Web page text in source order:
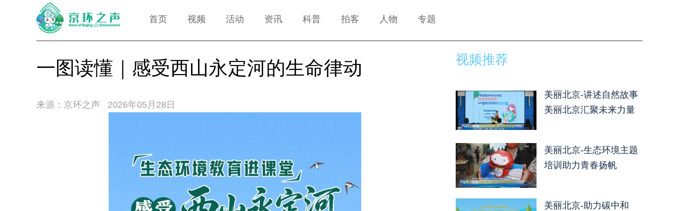
首页 视频 活动 资讯 科普 拍客 人物 专题
一图读懂｜感受西山永定河的生命律动
来源：京环之声 2026年05月28日
视频推荐
美丽北京-讲述自然故事
美丽北京汇聚未来力量
美丽北京-生态环境主题
培训助力青春扬帆
美丽北京-助力碳中和